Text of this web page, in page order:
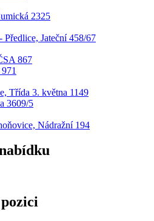
2325
Předlice, Jateční 458/67
867
Třída 3. května 1149
3609/5
Nádražní 194